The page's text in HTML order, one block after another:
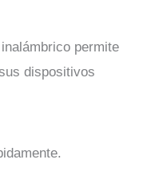
permite
dispositivos